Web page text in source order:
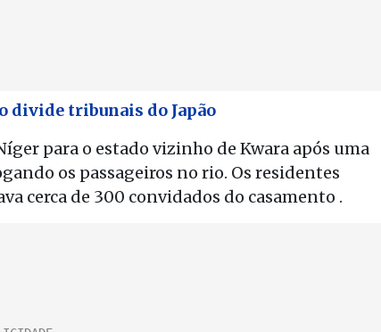
divide tribunais do Japão
para o estado vizinho de Kwara após uma
os passageiros no rio. Os residentes
cerca de 300 convidados do casamento .